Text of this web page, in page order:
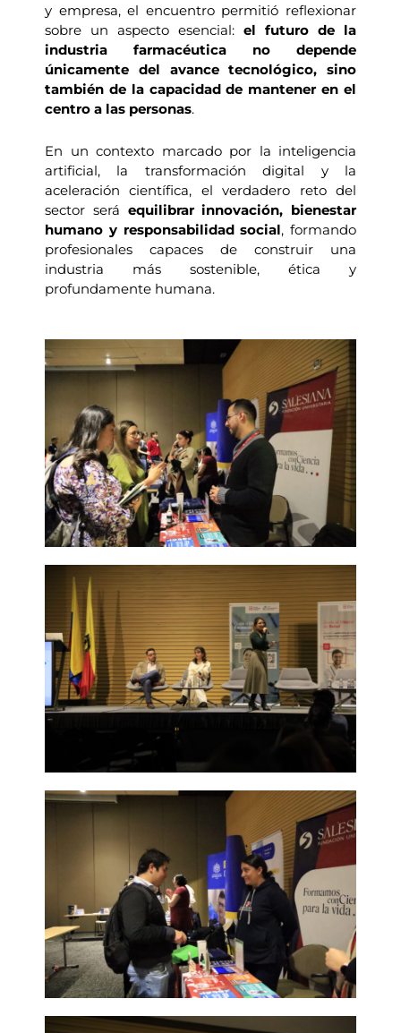
y empresa, el encuentro permitió reflexionar
sobre un aspecto esencial: el futuro de la
industria farmacéutica no depende
únicamente del avance tecnológico, sino
también de la capacidad de mantener en el
centro a las personas.
En un contexto marcado por la inteligencia
artificial, la transformación digital y la
aceleración científica, el verdadero reto del
sector será equilibrar innovación, bienestar
humano y responsabilidad social, formando
profesionales capaces de construir una
industria más sostenible, ética y
profundamente humana.